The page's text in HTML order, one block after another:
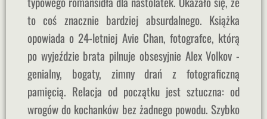
to coś znacznie bardziej absurdalnego. Książka
opowiada o 24-letniej Avie Chan, fotografce, którą
po wyjeździe brata pilnuje obsesyjnie Alex Volkov -
genialny, bogaty, zimny drań z fotograficzną
pamięcią. Relacja od początku jest sztuczna: od
wrogów do kochanków bez żadnego powodu. Szybko